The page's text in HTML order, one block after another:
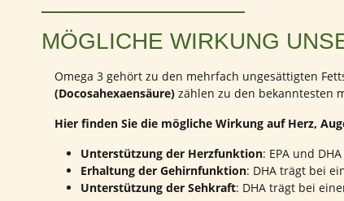
MÖGLICHE WIRKUNG
Omega 3 gehört zu den mehrfach ungesättigten
(Docosahexaensäure)zählen zu den bekanntesten
Hier finden Sie die mögliche Wirkung auf Herz,
Unterstützung der Herzfunktion: EPA und
Erhaltung der Gehirnfunktion: DHA trägt bei
Unterstützung der Sehkraft: DHA trägt bei